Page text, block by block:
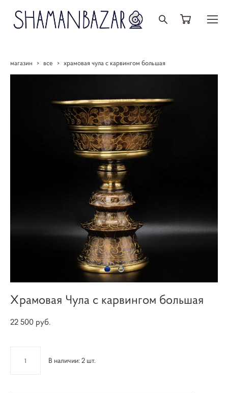
магазин > все > храмовая чула с карвингом большая
Храмовая Чула с карвингом большая
22 500 pуб.
В наличии:2 шт.